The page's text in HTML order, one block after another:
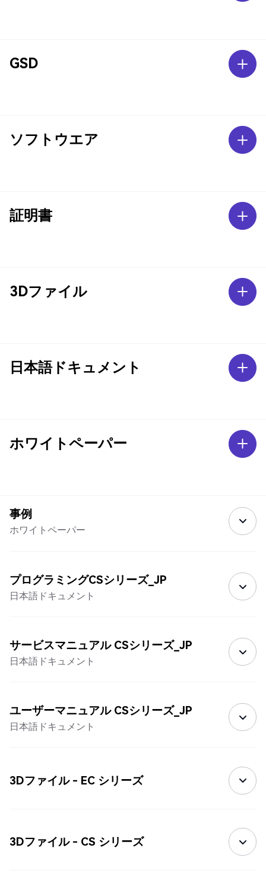
GSD
ソフトウエア
証明書
3Dファイル
日本語ドキュメント
ホワイトペーパー
事例
ホワイトペーパー
プログラミングCSシリーズ_JP
日本語ドキュメント
サービスマニュアル CSシリーズ_JP
日本語ドキュメント
ユーザーマニュアル CSシリーズ_JP
日本語ドキュメント
3Dファイル - EC シリーズ
3Dファイル - CS シリーズ